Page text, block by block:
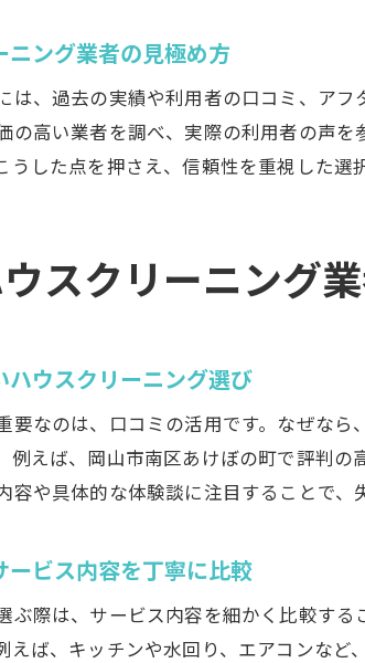
満足度を高めるハウ
希望条件に合う
対応エリア確認
スタッフの対応
サービスの柔
リピーターが多
依頼前に確認し
契約トラブル
作業内容を明確
ハウスクリーニ
万が一に備えた
理想のハウスクリー
理想のハウス
ング業者の見極め方
は、過去の実績や利用者の口コミ、ア
の高い業者を調べ、実際の利用者の声
した点を押さえ、信頼性を重視した選
スクリーニング
ウスクリーニング選び
要なのは、口コミの活用です。なぜな
例えば、岡山市南区あけぼの町で評判
容や具体的な体験談に注目することで、
ビス内容を丁寧に比較
ぶ際は、サービス内容を細かく比較す
えば、キッチンや水回り、エアコンな